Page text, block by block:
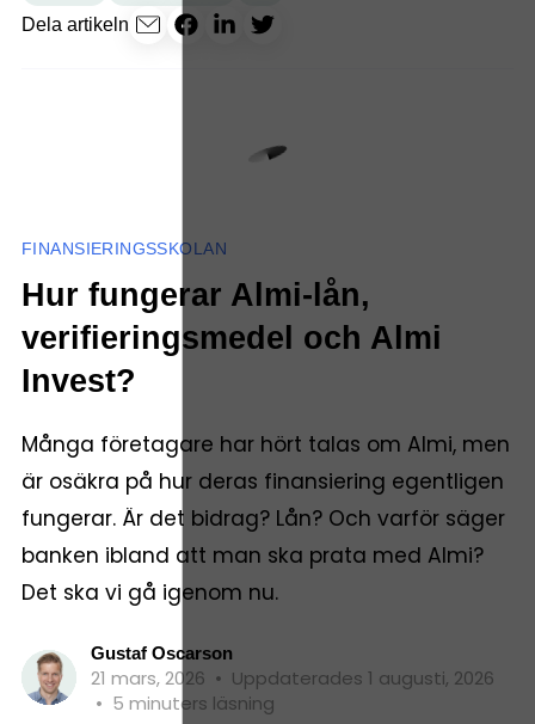
Dela artikeln
FINANSIERINGSSKOLAN
Hur fungerar Almi-lån,
verifieringsmedel och Almi
Invest?
Många företagare har hört talas om Almi, men
är osäkra på hur deras finansiering egentligen
fungerar. Är det bidrag? Lån? Och varför säger
banken ibland att man ska prata med Almi?
Det ska vi gå igenom nu.
Gustaf Oscarson
21 mars, 2026 • Uppdaterades 1 augusti, 2026
• 5 minuters läsning